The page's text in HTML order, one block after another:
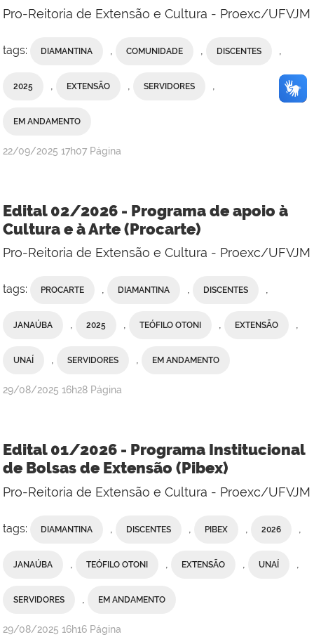
Pro-Reitoria de Extensão e Cultura - Proexc/UFVJM
tags: DIAMANTINA COMUNIDADE DISCENTES
2025 EXTENSÃO SERVIDORES
EM ANDAMENTO
publicado
22/09/2025 17h07 Página
Edital 02/2026 - Programa de apoio à
Cultura e à Arte (Procarte)
Pro-Reitoria de Extensão e Cultura - Proexc/UFVJM
tags: PROCARTE , DIAMANTINA , DISCENTES ,
JANAÚBA , 2025 , TEÓFILO OTONI , EXTENSÃO ,
UNAÍ , SERVIDORES , EM ANDAMENTO
publicado
29/08/2025 16h28 Página
Edital 01/2026 - Programa Institucional
de Bolsas de Extensão (Pibex)
Pro-Reitoria de Extensão e Cultura - Proexc/UFVJM
tags: DIAMANTINA , DISCENTES , PIBEX , 2026 ,
JANAÚBA , TEÓFILO OTONI , EXTENSÃO , UNAÍ ,
SERVIDORES , EM ANDAMENTO
publicado
29/08/2025 16h16 Página